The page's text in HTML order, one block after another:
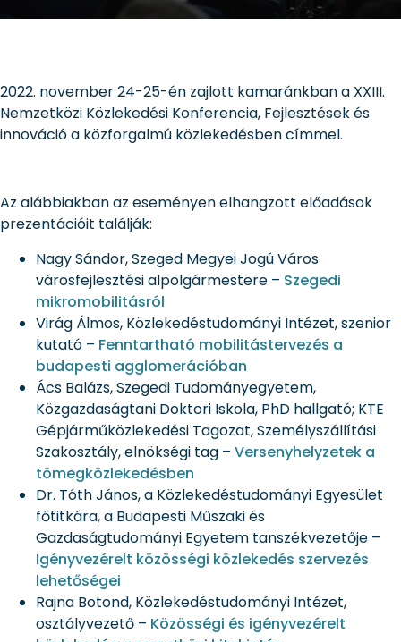
2022. november 24-25-én zajlott kamaránkban a XXIII.
Nemzetközi Közlekedési Konferencia, Fejlesztések és
innováció a közforgalmú közlekedésben címmel.
Az alábbiakban az eseményen elhangzott előadások
prezentációit találják:
Nagy Sándor, Szeged Megyei Jogú Város
városfejlesztési alpolgármestere – Szegedi
mikromobilitásról
Virág Álmos, Közlekedéstudományi Intézet, szenior
kutató – Fenntartható mobilitástervezés a
budapesti agglomerációban
Ács Balázs, Szegedi Tudományegyetem,
Közgazdaságtani Doktori Iskola, PhD hallgató; KTE
Gépjárműközlekedési Tagozat, Személyszállítási
Szakosztály, elnökségi tag – Versenyhelyzetek a
tömegközlekedésben
Dr. Tóth János, a Közlekedéstudományi Egyesület
főtitkára, a Budapesti Műszaki és
Gazdaságtudományi Egyetem tanszékvezetője –
Igényvezérelt közösségi közlekedés szervezés
lehetőségei
Rajna Botond, Közlekedéstudományi Intézet,
osztályvezető – Közösségi és igényvezérelt